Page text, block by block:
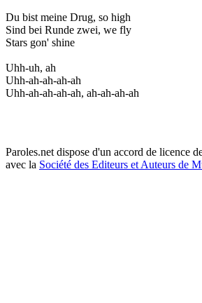
Du bist meine Drug, so high
Sind bei Runde zwei, we fly
Stars gon' shine
Uhh-uh, ah
Uhh-ah-ah-ah-ah
Uhh-ah-ah-ah-ah, ah-ah-ah-ah
Paroles.net dispose d'un accord de licence
avec la Société des Editeurs et Auteurs de